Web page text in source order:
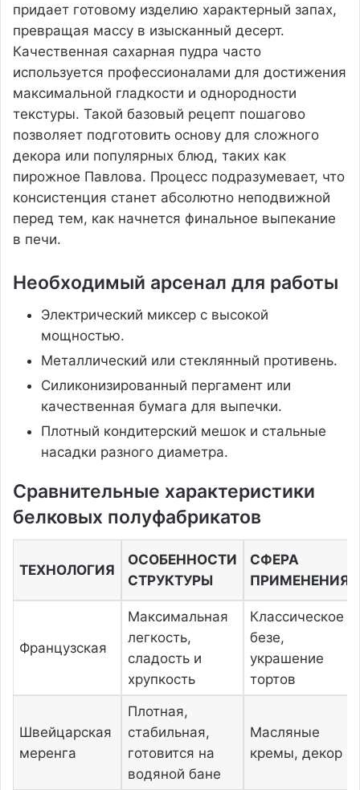
придает готовому изделию характерный запах,
превращая массу в изысканный десерт.
Качественная сахарная пудра часто
используется профессионалами для достижения
максимальной гладкости и однородности
текстуры. Такой базовый рецепт пошагово
позволяет подготовить основу для сложного
декора или популярных блюд, таких как
пирожное Павлова. Процесс подразумевает, что
консистенция станет абсолютно неподвижной
перед тем, как начнется финальное выпекание
в печи.
Необходимый арсенал для работы
Электрический миксер с высокой
мощностью.
Металлический или стеклянный противень.
Силиконизированный пергамент или
качественная бумага для выпечки.
Плотный кондитерский мешок и стальные
насадки разного диаметра.
Сравнительные характеристики
белковых полуфабрикатов
ТЕХНОЛОГИЯ
ОСОБЕННОСТИ
СТРУКТУРЫ
СФЕРА
ПРИМЕНЕНИЯ
Французская
Максимальная
легкость,
сладость и
хрупкость
Классическое
безе,
украшение
тортов
Швейцарская
меренга
Плотная,
стабильная,
готовится на
водяной бане
Масляные
кремы, декор